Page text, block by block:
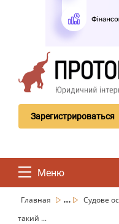
Зарегистрироваться
Меню
Главная ...
Судове
такий ...